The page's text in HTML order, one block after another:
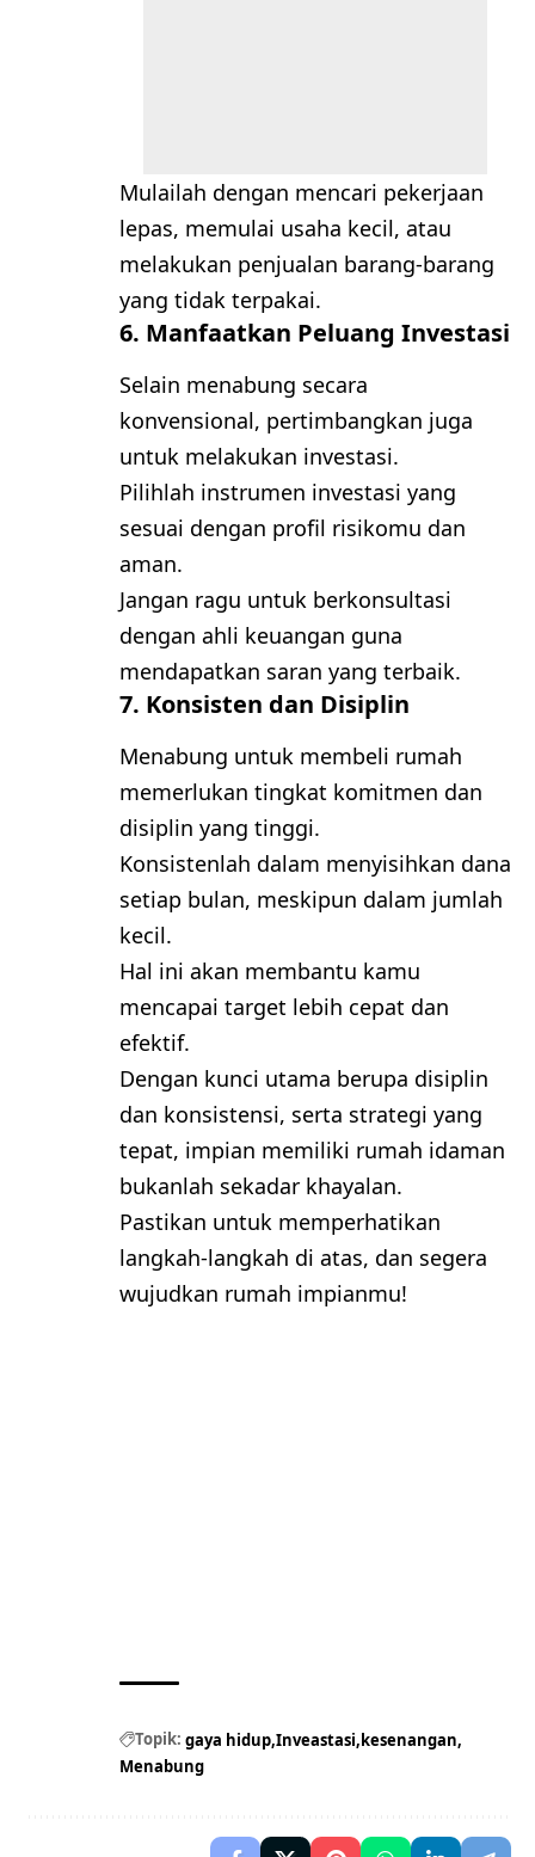
Mulailah dengan mencari pekerjaan
lepas, memulai usaha kecil, atau
melakukan penjualan barang-barang
yang tidak terpakai.
6. Manfaatkan Peluang Investasi
Selain menabung secara
konvensional, pertimbangkan juga
untuk melakukan investasi.
Pilihlah instrumen investasi yang
sesuai dengan profil risikomu dan
aman.
Jangan ragu untuk berkonsultasi
dengan ahli keuangan guna
mendapatkan saran yang terbaik.
7. Konsisten dan Disiplin
Menabung untuk membeli rumah
memerlukan tingkat komitmen dan
disiplin yang tinggi.
Konsistenlah dalam menyisihkan dana
setiap bulan, meskipun dalam jumlah
kecil.
Hal ini akan membantu kamu
mencapai target lebih cepat dan
efektif.
Dengan kunci utama berupa disiplin
dan konsistensi, serta strategi yang
tepat, impian memiliki rumah idaman
bukanlah sekadar khayalan.
Pastikan untuk memperhatikan
langkah-langkah di atas, dan segera
wujudkan rumah impianmu!
Topik: gaya hidup Inveastasi kesenangan
Menabung